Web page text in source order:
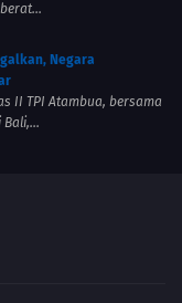
Negara
II TPI Atambua, bersama